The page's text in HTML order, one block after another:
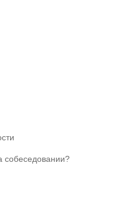
собеседовании?